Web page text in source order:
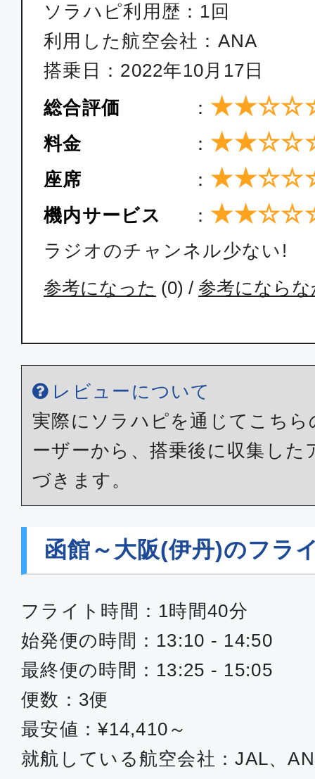
ソラハピ利用歴：1回
利用した航空会社：ANA
搭乗日：2022年10月17日
総合評価
：
料金 ：
座席 ：
機内サービス ：
ラジオのチャンネル少ない!
参考になった (0) / 参考になら
レビューについて
実際にソラハピを通じてこち
ーザーから、搭乗後に収集した
づきます。
函館～大阪(伊丹)のフラ
フライト時間：1時間40分
始発便の時間：13:10 - 14:50
最終便の時間：13:25 - 15:05
便数：3便
最安値：¥14,410～
就航している航空会社：JAL、